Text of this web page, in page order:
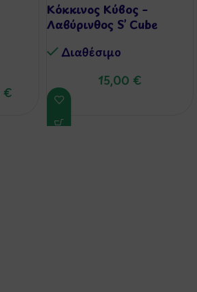
€
Κόκκινος Κύβος –
Λαβύρινθος S’ Cube
Διαθέσιμo
15,00 €